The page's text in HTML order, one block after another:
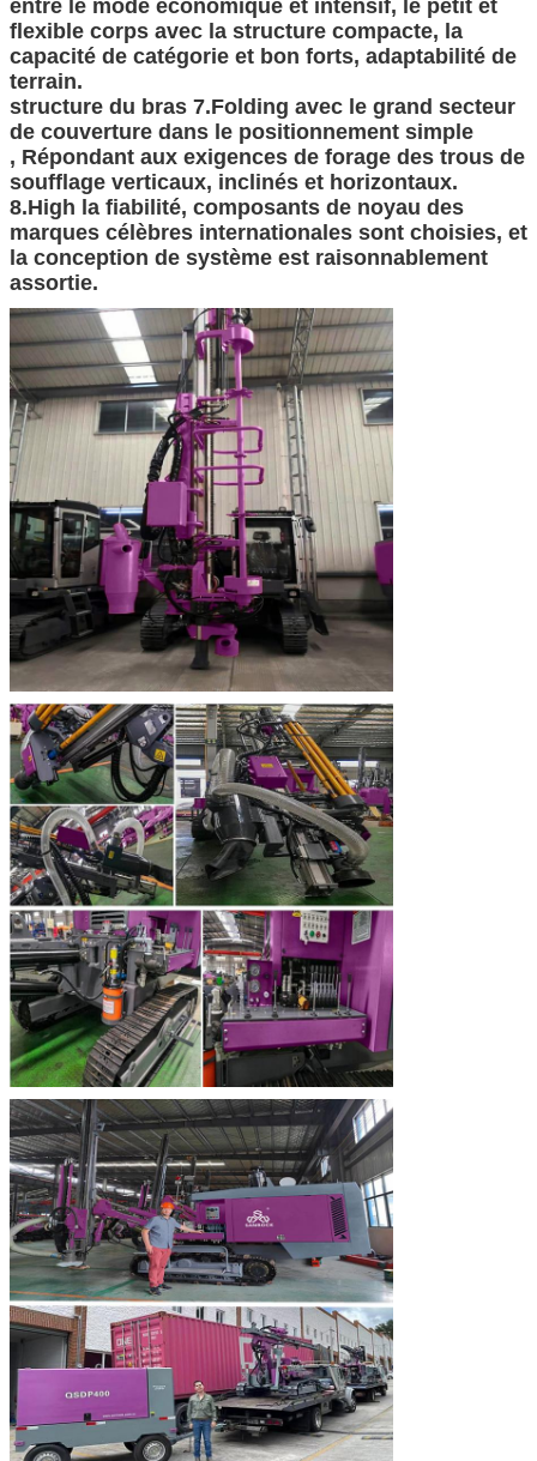
entre le mode économique et intensif, le petit et
flexible corps avec la structure compacte, la
capacité de catégorie et bon forts, adaptabilité de
terrain.
structure du bras 7.Folding avec le grand secteur
de couverture dans le positionnement simple
, Répondant aux exigences de forage des trous de
soufflage verticaux, inclinés et horizontaux.
8.High la fiabilité, composants de noyau des
marques célèbres internationales sont choisies, et
la conception de système est raisonnablement
assortie.